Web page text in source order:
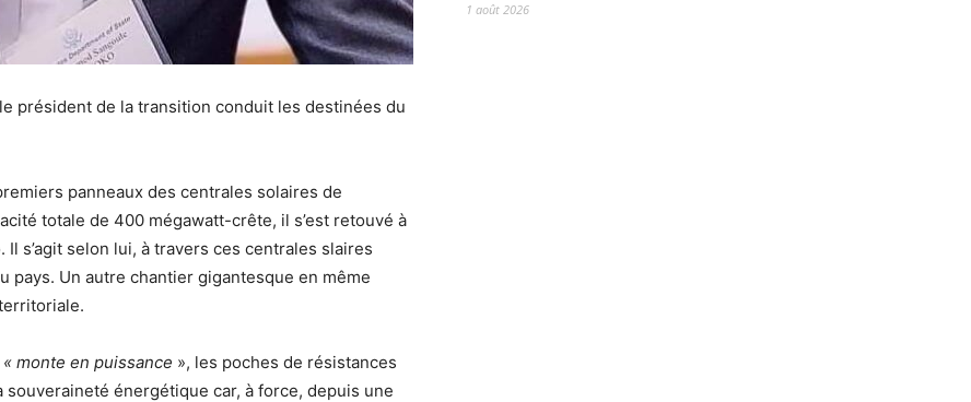
président de la transition conduit les destinées du
panneaux des centrales solaires de
totale de 400 mégawatt-crête, il s’est retouvé à
s’agit selon lui, à travers ces centrales slaires
pays. Un autre chantier gigantesque en même
« monte en puissance », les poches de résistances
énergétique car, à force, depuis une
1 août 2026